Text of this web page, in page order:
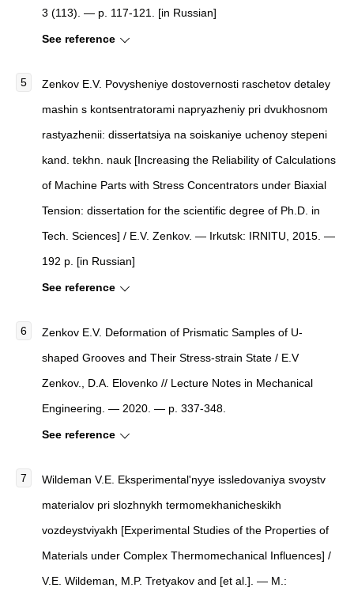
3 (113). — p. 117-121. [in Russian]
See reference
Zenkov E.V. Povysheniye dostovernosti raschetov detaley
mashin s kontsentratorami napryazheniy pri dvukhosnom
rastyazhenii: dissertatsiya na soiskaniye uchenoy stepeni
kand. tekhn. nauk [Increasing the Reliability of Calculations
of Machine Parts with Stress Concentrators under Biaxial
Tension: dissertation for the scientific degree of Ph.D. in
Tech. Sciences] / E.V. Zenkov. — Irkutsk: IRNITU, 2015. —
192 p. [in Russian]
See reference
Zenkov E.V. Deformation of Prismatic Samples of U-
shaped Grooves and Their Stress-strain State / E.V
Zenkov., D.A. Elovenko // Lecture Notes in Mechanical
Engineering. — 2020. — p. 337-348.
See reference
Wildeman V.E. Eksperimental'nyye issledovaniya svoystv
materialov pri slozhnykh termomekhanicheskikh
vozdeystviyakh [Experimental Studies of the Properties of
Materials under Complex Thermomechanical Influences] /
V.E. Wildeman, M.P. Tretyakov and [et al.]. — M.: